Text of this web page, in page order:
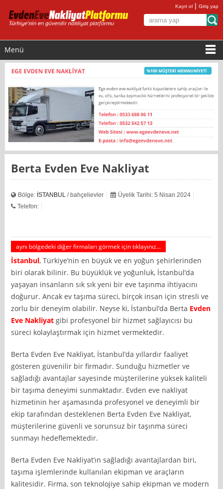
Kayıt ol |Giriş yap
Menü
Berta Evden Eve Nakliyat
Bölge: İSTANBUL / bahçelievler
Üyelik Tarihi: 5 Nisan 2024
Telefon:
aynı bölgedeki diğer firmaları görmek için tıklayınız...
İstanbul, Türkiye’nin en büyük ve en yoğun şehirlerinden
biri olarak bilinir. Bu büyüklük ve yoğunluk, İstanbul’da
yaşayan insanların sık sık yeni bir eve taşınma ihtiyacını
doğurur. Ancak ev taşıma süreci, birçok insan için stresli ve
zorlu bir deneyim olabilir. Neyse ki, İstanbul’da Berta Evden
Eve Nakliyat gibi profesyonel bir hizmet sağlayıcısı bu
süreci kolaylaştırmak için hizmet vermektedir.
Berta Evden Eve Nakliyat, İstanbul’da yıllardır faaliyet
gösteren güvenilir bir firmadır. Sunduğu hizmetler ve
sağladığı avantajlar sayesinde müşterilerine yüksek kaliteli
bir taşıma deneyimi sunmaktadır. Evden eve nakliyat
hizmetinin her aşamasında profesyonel ve deneyimli bir
ekip tarafından desteklenen Berta Evden Eve Nakliyat,
müşterilerine güvenli ve sorunsuz bir taşınma süreci
sunmayı hedeflemektedir.
Berta Evden Eve Nakliyat’ın sağladığı avantajlardan biri,
taşıma işlemlerinde kullanılan ekipman ve araçların
kalitesidir. Firma, son teknolojiye sahip ekipman ve modern